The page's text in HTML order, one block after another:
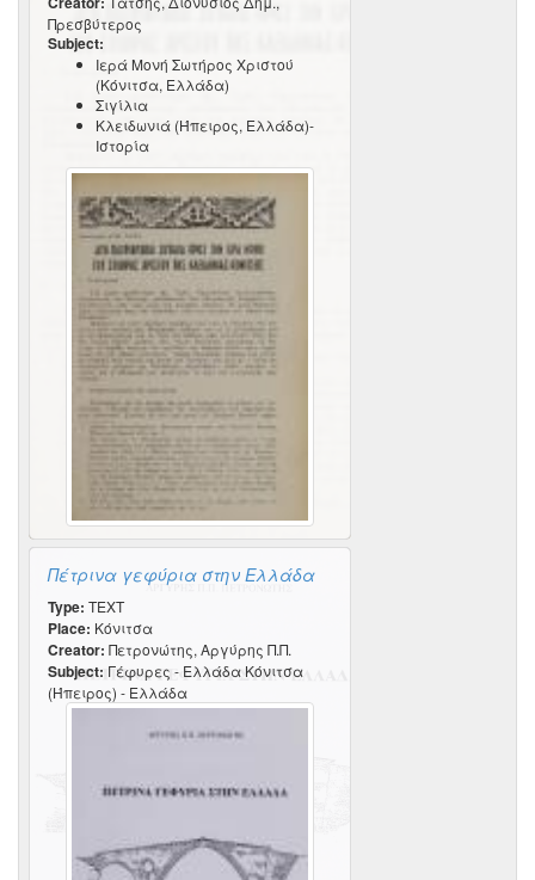
Πρεσβύτερος
Subject:
Ιερά Μονή Σωτήρος Χριστού
(Κόνιτσα, Ελλάδα)
Σιγίλια
Κλειδωνιά (Ήπειρος, Ελλάδα)-
Ιστορία
Πέτρινα γεφύρια στην Ελλάδα
Type: TEXT
Place: Κόνιτσα
Creator: Πετρονώτης, Αργύρης Π.Π.
Subject: Γέφυρες - Ελλάδα Κόνιτσα
(Ήπειρος) - Ελλάδα